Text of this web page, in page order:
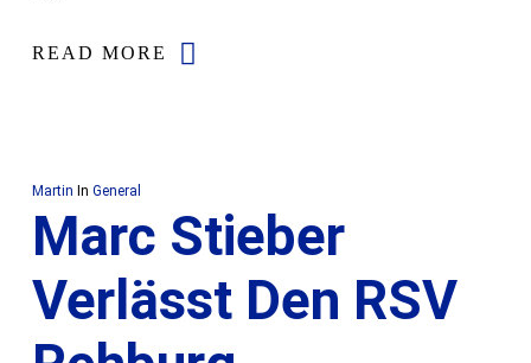
READ MORE
Martin In General
Marc Stieber
Verlässt Den RSV